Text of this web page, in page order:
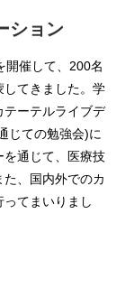
ション
開催して、200名
してきました。学
テーテルライブデ
じての勉強会)に
を通じて、医療技
、国内外でのカ
てまいりまし